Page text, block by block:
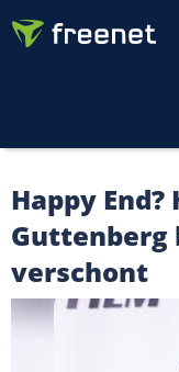
Happy
Guttenberg
verschont